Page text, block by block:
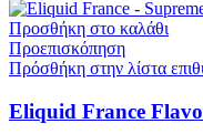
Προσθήκη στο καλάθι
Προεπισκόπηση
Πρόσθήκη στην λίστα
Eliquid France